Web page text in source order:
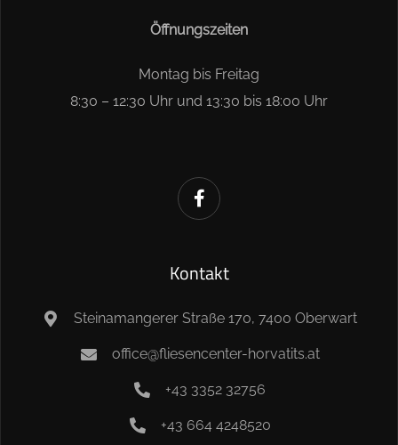
Öffnungszeiten
Montag bis Freitag
8:30 – 12:30 Uhr und 13:30 bis 18:00 Uhr
Kontakt
Steinamangerer Straße 170, 7400 Oberwart
office@fliesencenter-horvatits.at
+43 3352 32756
+43 664 4248520